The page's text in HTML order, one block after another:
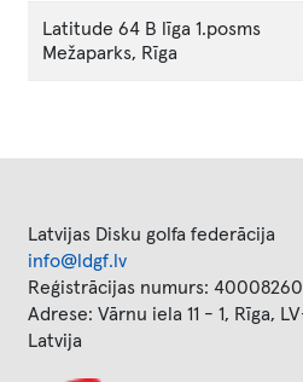
Latitude 64 B līga 1.posms
Mežaparks, Rīga
Latvijas Disku golfa federācija
info@ldgf.lv
Reģistrācijas numurs:
Adrese: Vārnu iela 11 - 1, Rīga,
Latvija